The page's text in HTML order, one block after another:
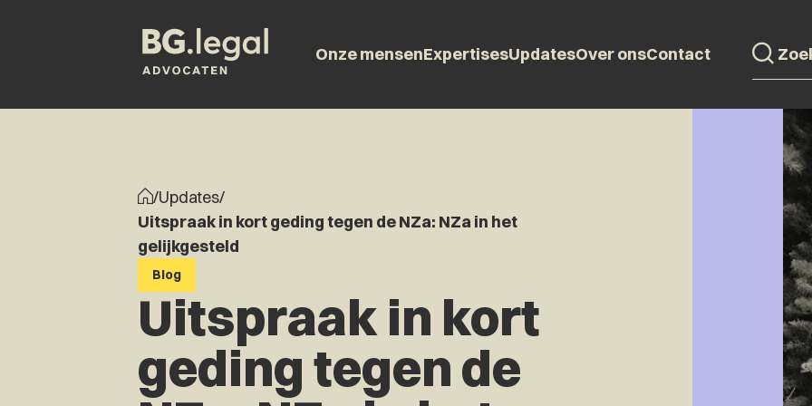
Onze mensenExpertisesUpdatesOver onsContact
/Updates/
Uitspraak in kort geding tegen de NZa: NZa in het
gelijkgesteld
Blog
Uitspraak in kort
geding tegen de